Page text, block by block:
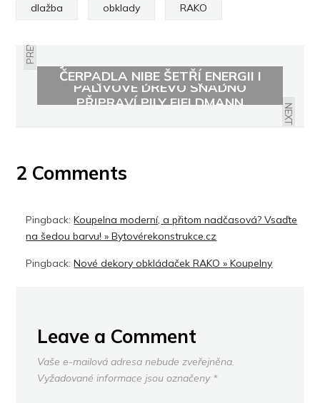
dlažba obklady RAKO
PREVIOUS
ČERPADLA NIBE ŠETŘÍ ENERGII I
ŽIVOTNÍ PROSTŘEDÍ
NEXT
PALIVOVÉ DŘEVO SNADNO
PŘIPRAVÍ PILY FIELDMANN
2 Comments
Pingback:Koupelna moderní, a přitom nadčasová? Vsaďte
na šedou barvu! » Bytovérekonstrukce.cz
Pingback:Nové dekory obkládaček RAKO » Koupelny
Leave a Comment
Vaše e-mailová adresa nebude zveřejněna.
Vyžadované informace jsou označeny *